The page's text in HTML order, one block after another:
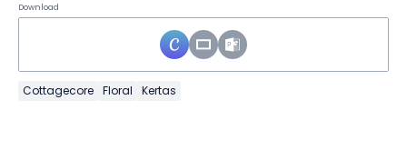
Download
Cottagecore Floral Kertas